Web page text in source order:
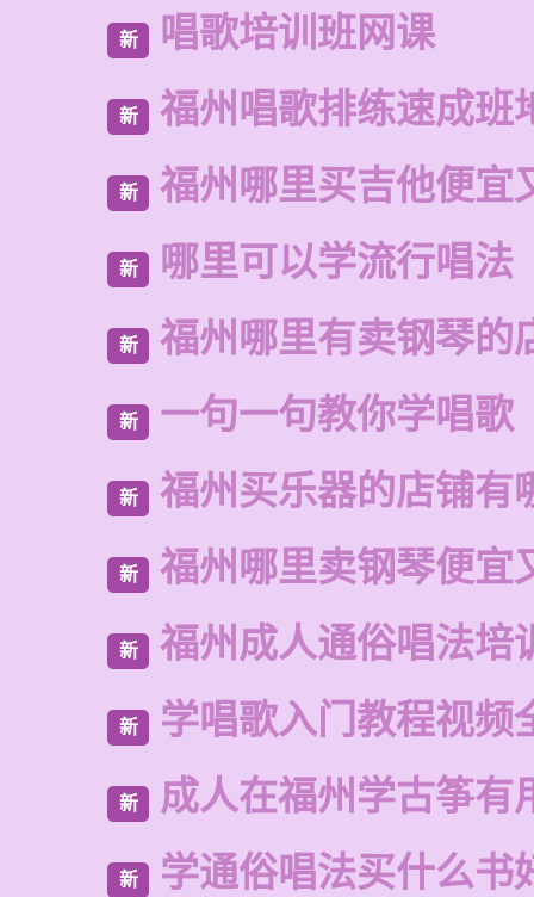
新 唱歌培训班网课
新 福州唱歌排练速成班
新 福州哪里买吉他便宜
新 哪里可以学流行唱法
新 福州哪里有卖钢琴的
新 一句一句教你学唱歌
新 福州买乐器的店铺有
新 福州哪里卖钢琴便宜
新 福州成人通俗唱法培
新 学唱歌入门教程视频
新 成人在福州学古筝有
新 学通俗唱法买什么书